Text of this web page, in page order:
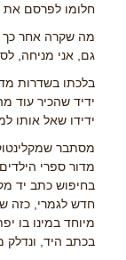
חלומו לפרסם את
מה שקרה אחר כך
גם, אני מניחה,
בלכתו בשדרות
ידיד שהכיר עוד
ידידו שאל אותו
מסתבר
מדור ספרי
בחיפוש כתב יד
חדש לגמרי, כזה
מיוחד במינו בו
בכתב היד, ונדלק